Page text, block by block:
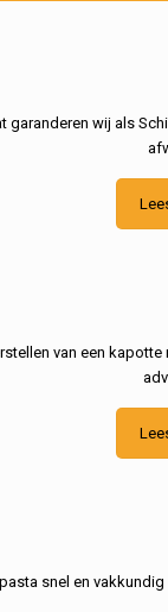
garanderen wij als
van een
snel en